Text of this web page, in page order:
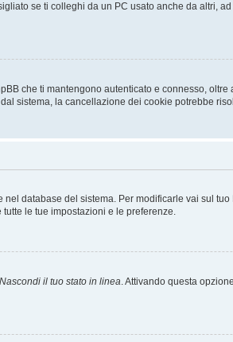
se ti colleghi da un PC usato anche da altri,
che ti mantengono autenticato e connesso,
sistema, la cancellazione dei cookie potrebbe
database del sistema. Per modificarle vai sul
le tue impostazioni e le preferenze.
Nascondi il tuo stato in linea. Attivando questa